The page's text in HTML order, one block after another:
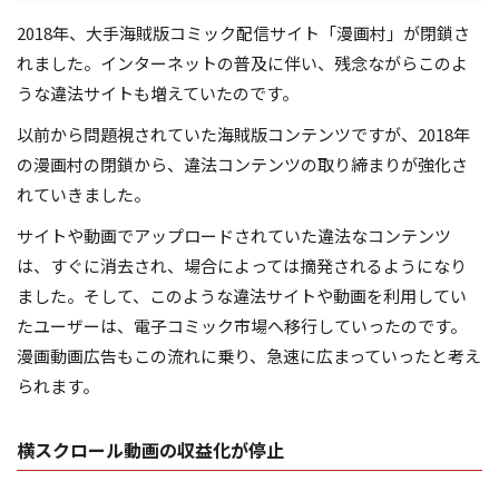
2018年、大手海賊版コミック配信サイト「漫画村」が閉鎖さ
れました。インターネットの普及に伴い、残念ながらこのよ
うな違法サイトも増えていたのです。
以前から問題視されていた海賊版コンテンツですが、2018年
の漫画村の閉鎖から、違法コンテンツの取り締まりが強化さ
れていきました。
サイトや動画でアップロードされていた違法なコンテンツ
は、すぐに消去され、場合によっては摘発されるようになり
ました。そして、このような違法サイトや動画を利用してい
たユーザーは、電子コミック市場へ移行していったのです。
漫画動画広告もこの流れに乗り、急速に広まっていったと考え
られます。
横スクロール動画の収益化が停止